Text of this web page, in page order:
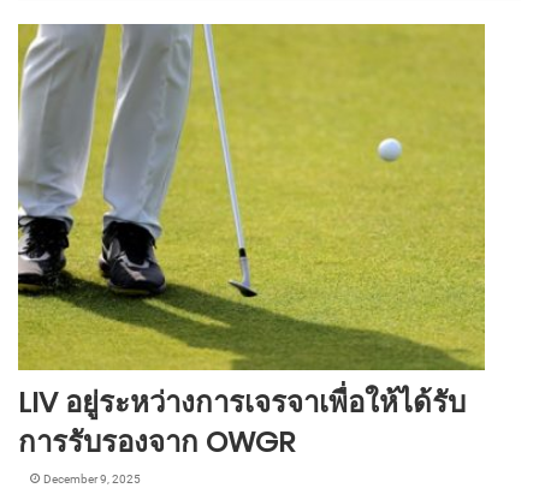
LIV อยู่ระหว่างการเจรจาเพื่อให้ได้รับ
การรับรองจาก OWGR
December 9, 2025